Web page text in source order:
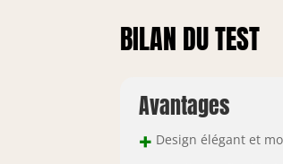
BILAN DU TEST
Avantages
+ Design élégant et